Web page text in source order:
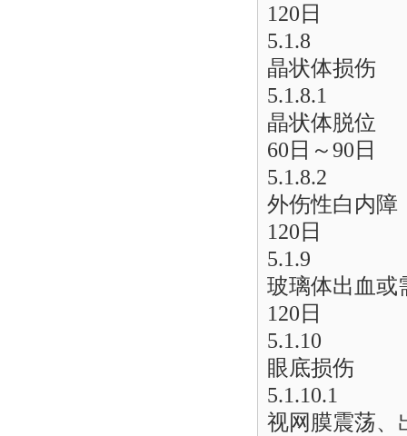
120日
5.1.8
晶状体损伤
5.1.8.1
晶状体脱位
60日～90日
5.1.8.2
外伤性白内障
120日
5.1.9
玻璃体出血或
120日
5.1.10
眼底损伤
5.1.10.1
视网膜震荡、